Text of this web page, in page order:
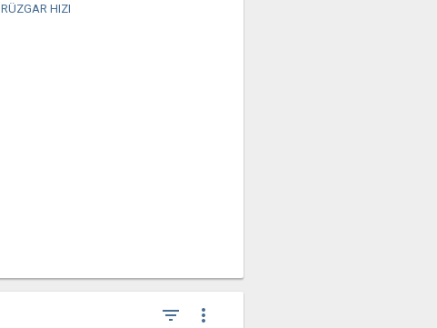
RÜZGAR HIZI
filter_list more_vert